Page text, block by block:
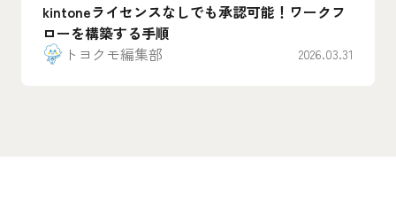
kintoneライセンスなしでも承認可能！ワークフ
ローを構築する手順
トヨクモ編集部
2026.03.31